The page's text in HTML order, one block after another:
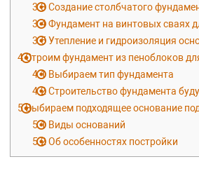
3.3Создание столбчатого
3.4Фундамент на винтовых сваях
3.5Утепление и гидроизоляция
4Строим фундамент из пеноблоков
4.1 Выбираем тип фундамента
4.2Строительство фундамента
5Выбираем подходящее основание
5.1 Виды оснований
5.2Об особенностях постройки